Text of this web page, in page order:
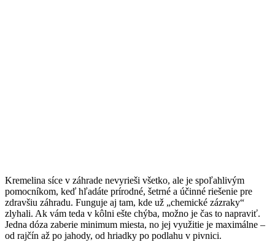
Kremelina síce v záhrade nevyrieši všetko, ale je spoľahlivým
pomocníkom, keď hľadáte prírodné, šetrné a účinné riešenie pre
zdravšiu záhradu. Funguje aj tam, kde už „chemické zázraky“
zlyhali. Ak vám teda v kôlni ešte chýba, možno je čas to napraviť.
Jedna dóza zaberie minimum miesta, no jej využitie je maximálne –
od rajčín až po jahody, od hriadky po podlahu v pivnici.